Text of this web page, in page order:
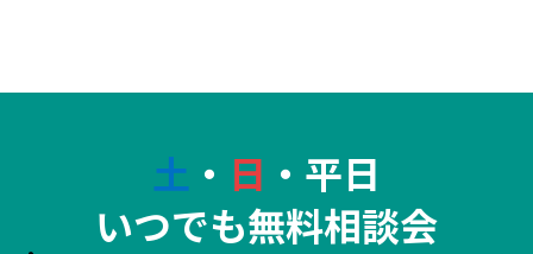
土 ・ 日 ・平日
いつでも無料相談会